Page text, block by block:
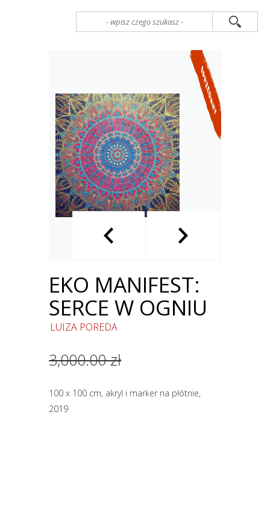
EKO MANIFEST:
SERCE W OGNIU
LUIZA POREDA
3,000.00 zł
100 x 100 cm, akryl i marker na płótnie,
2019